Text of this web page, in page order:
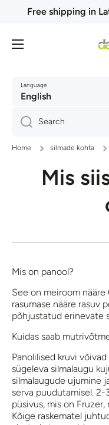
Skip to content
Free shipping in
Language
English
Search
Home silmade kohta
Mis
Mis on panool?
See on meiroom
rasumase nääre rasuv
põhjustatud erinevate
Kuidas saab
Panolilised kruvi
sügeleva silmalaugu
silmalaugude ujumine
serva puudutamisel.
püsivus, mis on
Kõige raskematel